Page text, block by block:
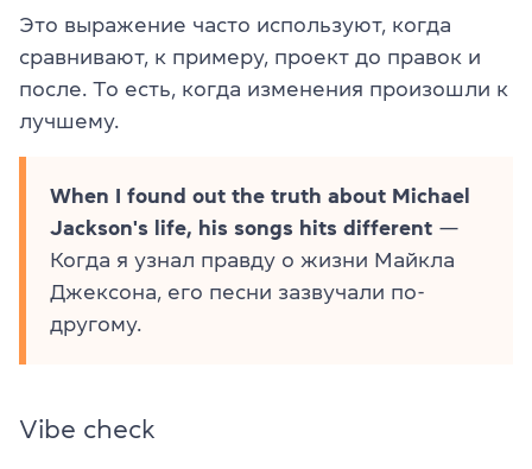
Это выражение часто используют, когда
сравнивают, к примеру, проект до правок и
после. То есть, когда изменения произошли к
лучшему.
When I found out the truth about Michael
Jackson's life, his songs hits different —
Когда я узнал правду о жизни Майкла
Джексона, его песни зазвучали по-
другому.
Vibe check